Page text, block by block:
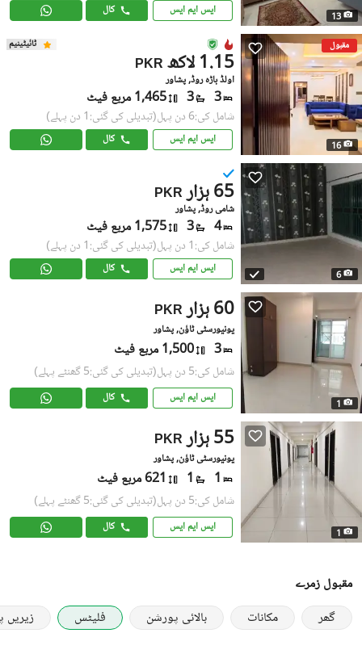
13 ایس ایم ایس کال
مقبول
16
ٹائیٹینیم
PKR 1.15 لاکھ
اولڈ باڑہ روڈ, پشاور
3
3 1,465 مربع فیٹ
شامل کی:6 دن پہل (تبدیلی کی گئی:1 دن پہلے)
ایس ایم ایس کال
6
PKR 65 ہزار
شامی روڈ, پشاور
4
3 1,575 مربع فیٹ
شامل کی:1 دن پہل (تبدیلی کی گئی:1 دن پہلے)
ایس ایم ایس کال
1
PKR 60 ہزار
یونیورسٹی ٹاؤن, پشاور
3 1,500 مربع فیٹ
شامل کی:5 دن پہل (تبدیلی کی گئی:5 گھنٹے پہلے)
ایس ایم ایس کال
1
PKR 55 ہزار
یونیورسٹی ٹاؤن, پشاور
1
1 621 مربع فیٹ
شامل کی:5 دن پہل (تبدیلی کی گئی:5 گھنٹے پہلے)
ایس ایم ایس کال
مقبول زمرے
گھر
مکانات بالائی پورشن فلیٹس